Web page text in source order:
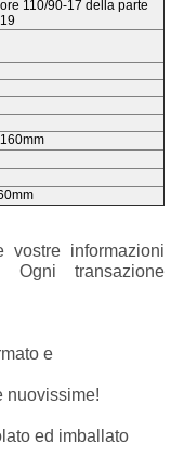
110/90-17 della parte
informazioni
Ogni transazione
e
nuovissime!
ed imballato